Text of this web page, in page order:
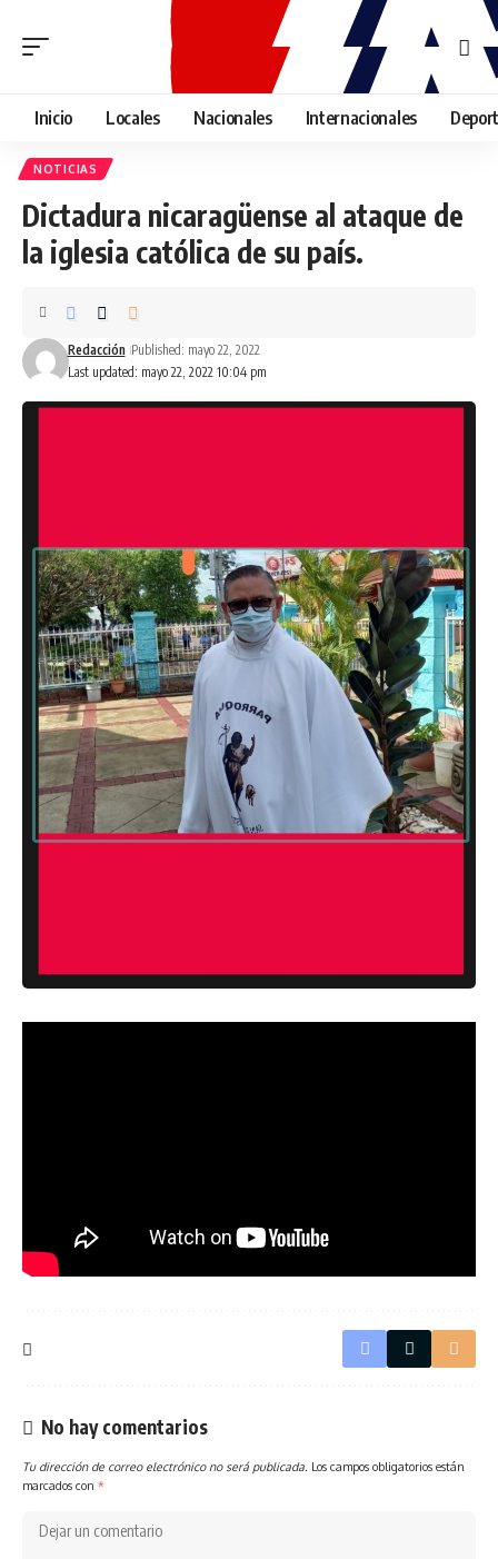
Inicio Locales Nacionales Internacionales
NOTICIAS
Dictadura nicaragüense al ataque de
la iglesia católica de su país.
Last updated: mayo 22, 2022 10:04 pm
Redacción Published: mayo 22, 2022
No hay comentarios
Tu dirección de correo electrónico no será publicada. Los campos obligatorios están
marcados con *